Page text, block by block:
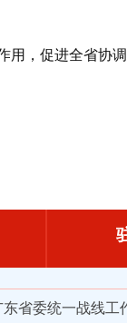
，促进全省协调
东省委统一战线工